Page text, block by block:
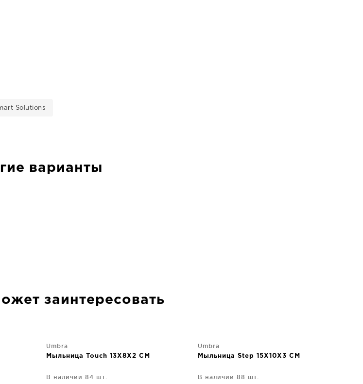
Solutions
варианты
заинтересовать
Umbra
Мыльница Touch 13X8X2 CM
В наличии 84 шт.
Umbra
Мыльница Step 15X10X3 CM
В наличии 88 шт.